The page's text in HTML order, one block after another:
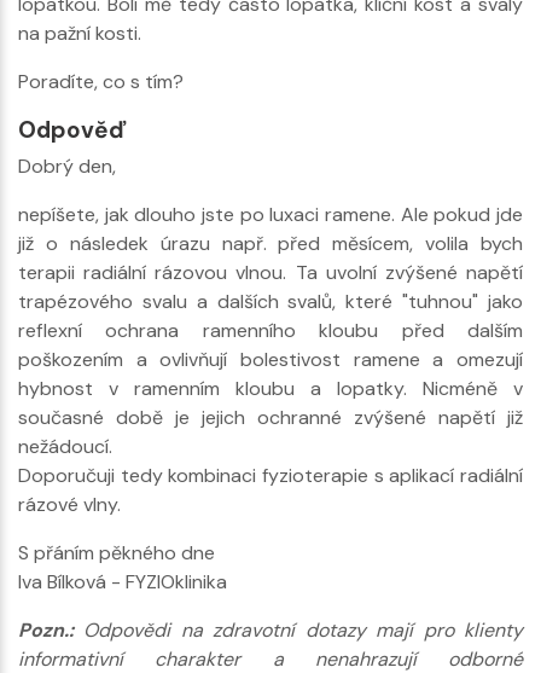
na pažní kosti.
Poradíte, co s tím?
Odpověď
Dobrý den,
nepíšete, jak dlouho jste po luxaci ramene. Ale pokud jde
již o následek úrazu např. před měsícem, volila bych
terapii radiální rázovou vlnou. Ta uvolní zvýšené napětí
trapézového svalu a dalších svalů, které "tuhnou" jako
reflexní ochrana ramenního kloubu před dalším
poškozením a ovlivňují bolestivost ramene a omezují
hybnost v ramenním kloubu a lopatky. Nicméně v
současné době je jejich ochranné zvýšené napětí již
nežádoucí.
Doporučuji tedy kombinaci fyzioterapie s aplikací radiální
rázové vlny.
S přáním pěkného dne
Iva Bílková - FYZIOklinika
Pozn.:Odpovědi na zdravotní dotazy mají pro klienty
informativní charakter a nenahrazují odborné